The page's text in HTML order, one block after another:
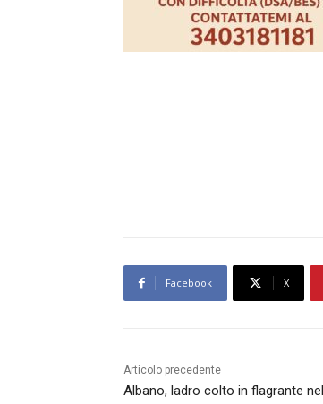
Facebook X
Articolo precedente
Albano, ladro colto in flagrante